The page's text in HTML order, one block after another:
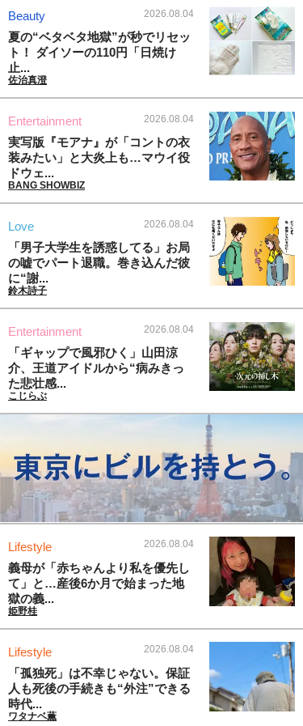
Beauty 2026.08.04
夏の“ベタベタ地獄”が秒でリセッ
ト！ ダイソーの110円「日焼け
止...
佐治真澄
Entertainment 2026.08.04
実写版『モアナ』が「コントの衣
装みたい」と大炎上も…マウイ役
ドウェ...
BANG SHOWBIZ
Love 2026.08.04
「男子大学生を誘惑してる」お局
の嘘でパート退職。巻き込んだ彼
に“謝...
鈴木詩子
Entertainment 2026.08.04
「ギャップで風邪ひく」山田涼
介、王道アイドルから“病みきっ
た悲壮感...
こじらぶ
Lifestyle 2026.08.04
義母が「赤ちゃんより私を優先し
て」と…産後6か月で始まった地
獄の義...
姫野桂
Lifestyle 2026.08.04
「孤独死」は不幸じゃない。保証
人も死後の手続きも“外注”できる
時代...
ワタナベ薫